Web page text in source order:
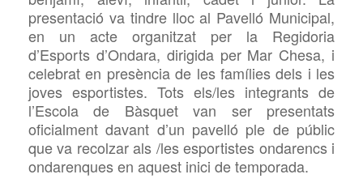
presentació va tindre lloc al Pavelló Municipal,
en un acte organitzat per la Regidoria
d’Esports d’Ondara, dirigida per Mar Chesa, i
celebrat en presència de les famílies dels i les
joves esportistes. Tots els/les integrants de
l’Escola de Bàsquet van ser presentats
oficialment davant d’un pavelló ple de públic
que va recolzar als /les esportistes ondarencs i
ondarenques en aquest inici de temporada.